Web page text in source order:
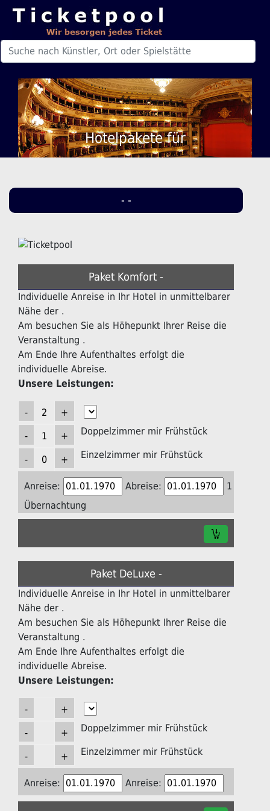
Hotelpakete für
- -
Paket Komfort -
Individuelle Anreise in Ihr Hotel in unmittelbarer
Nähe der .
Am besuchen Sie als Höhepunkt Ihrer Reise die
Veranstaltung .
Am Ende Ihre Aufenthaltes erfolgt die
individuelle Abreise.
Unsere Leistungen:
Doppelzimmer mir Frühstück
Einzelzimmer mir Frühstück
Anreise: Abreise:
1
Übernachtung
Paket DeLuxe -
Individuelle Anreise in Ihr Hotel in unmittelbarer
Nähe der .
Am besuchen Sie als Höhepunkt Ihrer Reise die
Veranstaltung .
Am Ende Ihre Aufenthaltes erfolgt die
individuelle Abreise.
Unsere Leistungen:
Doppelzimmer mir Frühstück
Einzelzimmer mir Frühstück
Anreise: Anreise: